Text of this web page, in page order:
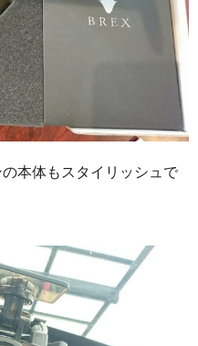
本体もスタイリッシュで